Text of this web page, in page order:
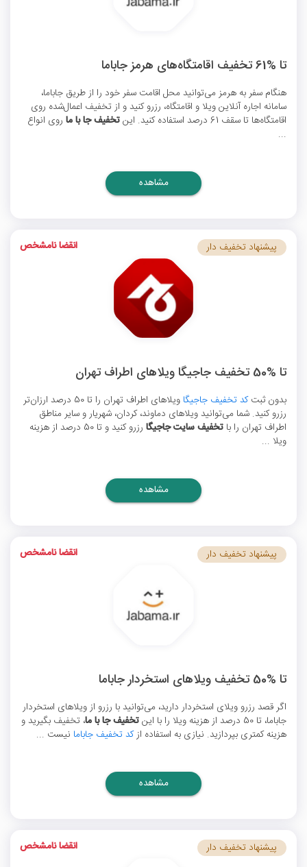
تا %61 تخفیف اقامتگاه‌های هرمز جاباما
هنگام سفر به هرمز می‌توانید محل اقامت سفر خود را از طریق جاباما،
سامانه اجاره آنلاین ویلا و اقامتگاه، رزرو کنید و از تخفیف اعمال‌شده روی
اقامتگاه‌ها تا سقف 61 درصد استفاده کنید. این
تخفیف جا با ما روی انواع
...
مشاهده
تا %50 تخفیف جاجیگا ویلاهای اطراف تهران
بدون ثبتکد تخفیف جاجیگا
ویلاهای اطراف تهران را تا 50 درصد ارزان‌تر
رزرو کنید. شما می‌توانید ویلاهای دماوند، کردان، شهریار و سایر مناطق
اطراف تهران را با تخفیف سایت جاجیگا
رزرو کنید و تا 50 درصد از هزینه
ویلا ...
پیشنهاد تخفیف دار انقضا نامشخص
مشاهده
تا %50 تخفیف ویلاهای استخردار جاباما
اگر قصد رزرو ویلای استخردار دارید، می‌توانید با رزرو از ویلاهای استخردار
جاباما، تا 50 درصد از هزینه ویلا را با این
تخفیف جا با ما، تخفیف بگیرید و
هزینه کمتری بپردازید. نیازی به استفاده ازکد تخفیف جاباما نیست ...
پیشنهاد تخفیف دار انقضا نامشخص
مشاهده
پیشنهاد تخفیف دار انقضا نامشخص